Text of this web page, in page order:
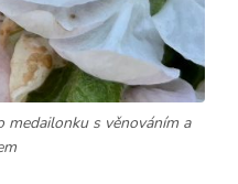
medailonku s věnováním a